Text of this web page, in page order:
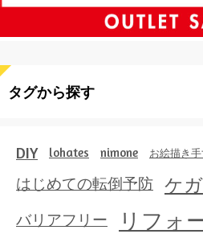
タグから探す
DIY lohates nimone お絵描き
はじめての転倒予防 ケガ
バリアフリー リフォ